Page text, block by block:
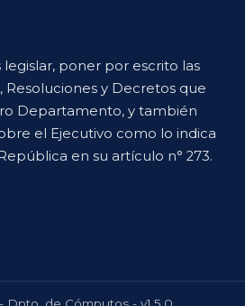
poner por escrito las
Resoluciones y Decretos que
Departamento, y también
el Ejecutivo como lo indica
en su artículo n° 273.
Dpto. de Cómputos - v1.5.0